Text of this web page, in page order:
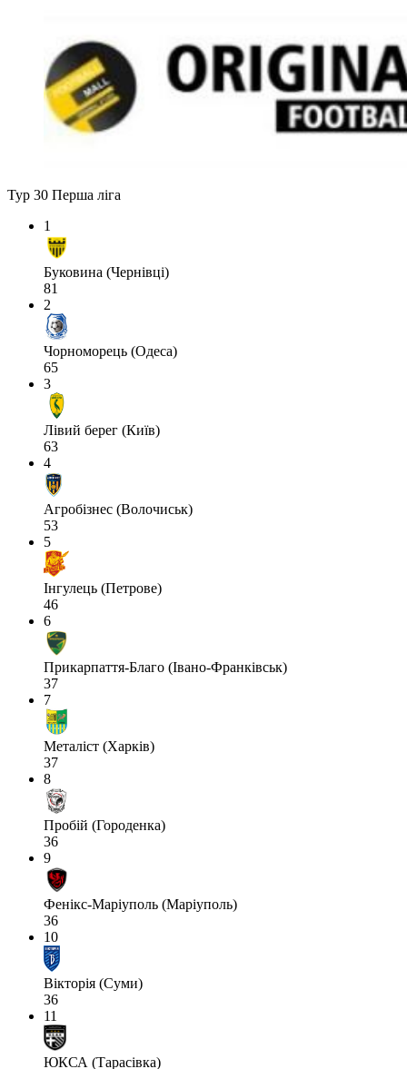
Тур 30 Перша ліга
1
Буковина (Чернівці)
81
2
Чорноморець (Одеса)
65
3
Лівий берег (Київ)
63
4
Агробізнес (Волочиськ)
53
5
Інгулець (Петрове)
46
6
Прикарпаття-Благо (Івано-Франківськ)
37
7
Металіст (Харків)
37
8
Пробій (Городенка)
36
9
Фенікс-Маріуполь (Маріуполь)
36
10
Вікторія (Суми)
36
11
ЮКСА (Тарасівка)